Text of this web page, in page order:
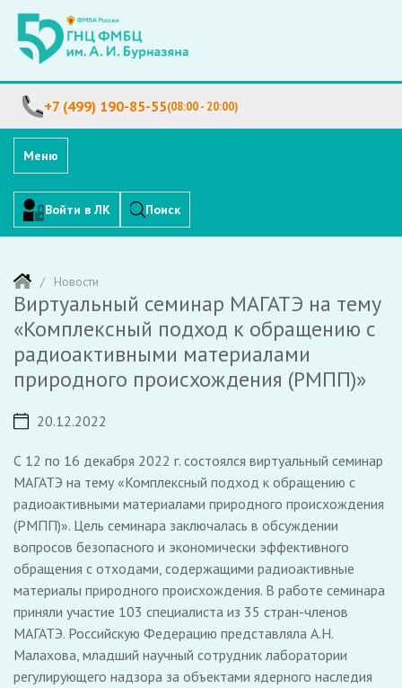
+7 (499) 190-85-55(08:00 - 20:00)
Меню
Войти в ЛК Поиск
Новости
Виртуальный семинар МАГАТЭ на тему
«Комплексный подход к обращению с
радиоактивными материалами
природного происхождения (РМПП)»
20.12.2022
С 12 по 16 декабря 2022 г. состоялся виртуальный семинар
МАГАТЭ на тему «Комплексный подход к обращению с
радиоактивными материалами природного происхождения
(РМПП)». Цель семинара заключалась в обсуждении
вопросов безопасного и экономически эффективного
обращения с отходами, содержащими радиоактивные
материалы природного происхождения. В работе семинара
приняли участие 103 специалиста из 35 стран-членов
МАГАТЭ. Российскую Федерацию представляла А.Н.
Малахова, младший научный сотрудник лаборатории
регулирующего надзора за объектами ядерного наследия